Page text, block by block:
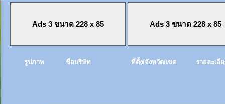
Ads 3 ขนาด 228 x 85 Ads 3 ขนาด 228 x 85
รูปภาพ ชื่อบริษัท ที่ตั้ง/จังหวัด/เขต รายละเอี